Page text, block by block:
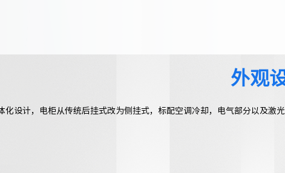
外观
化设计，电柜从传统后挂式改为侧挂式，标配空调冷却，电气部分以及激